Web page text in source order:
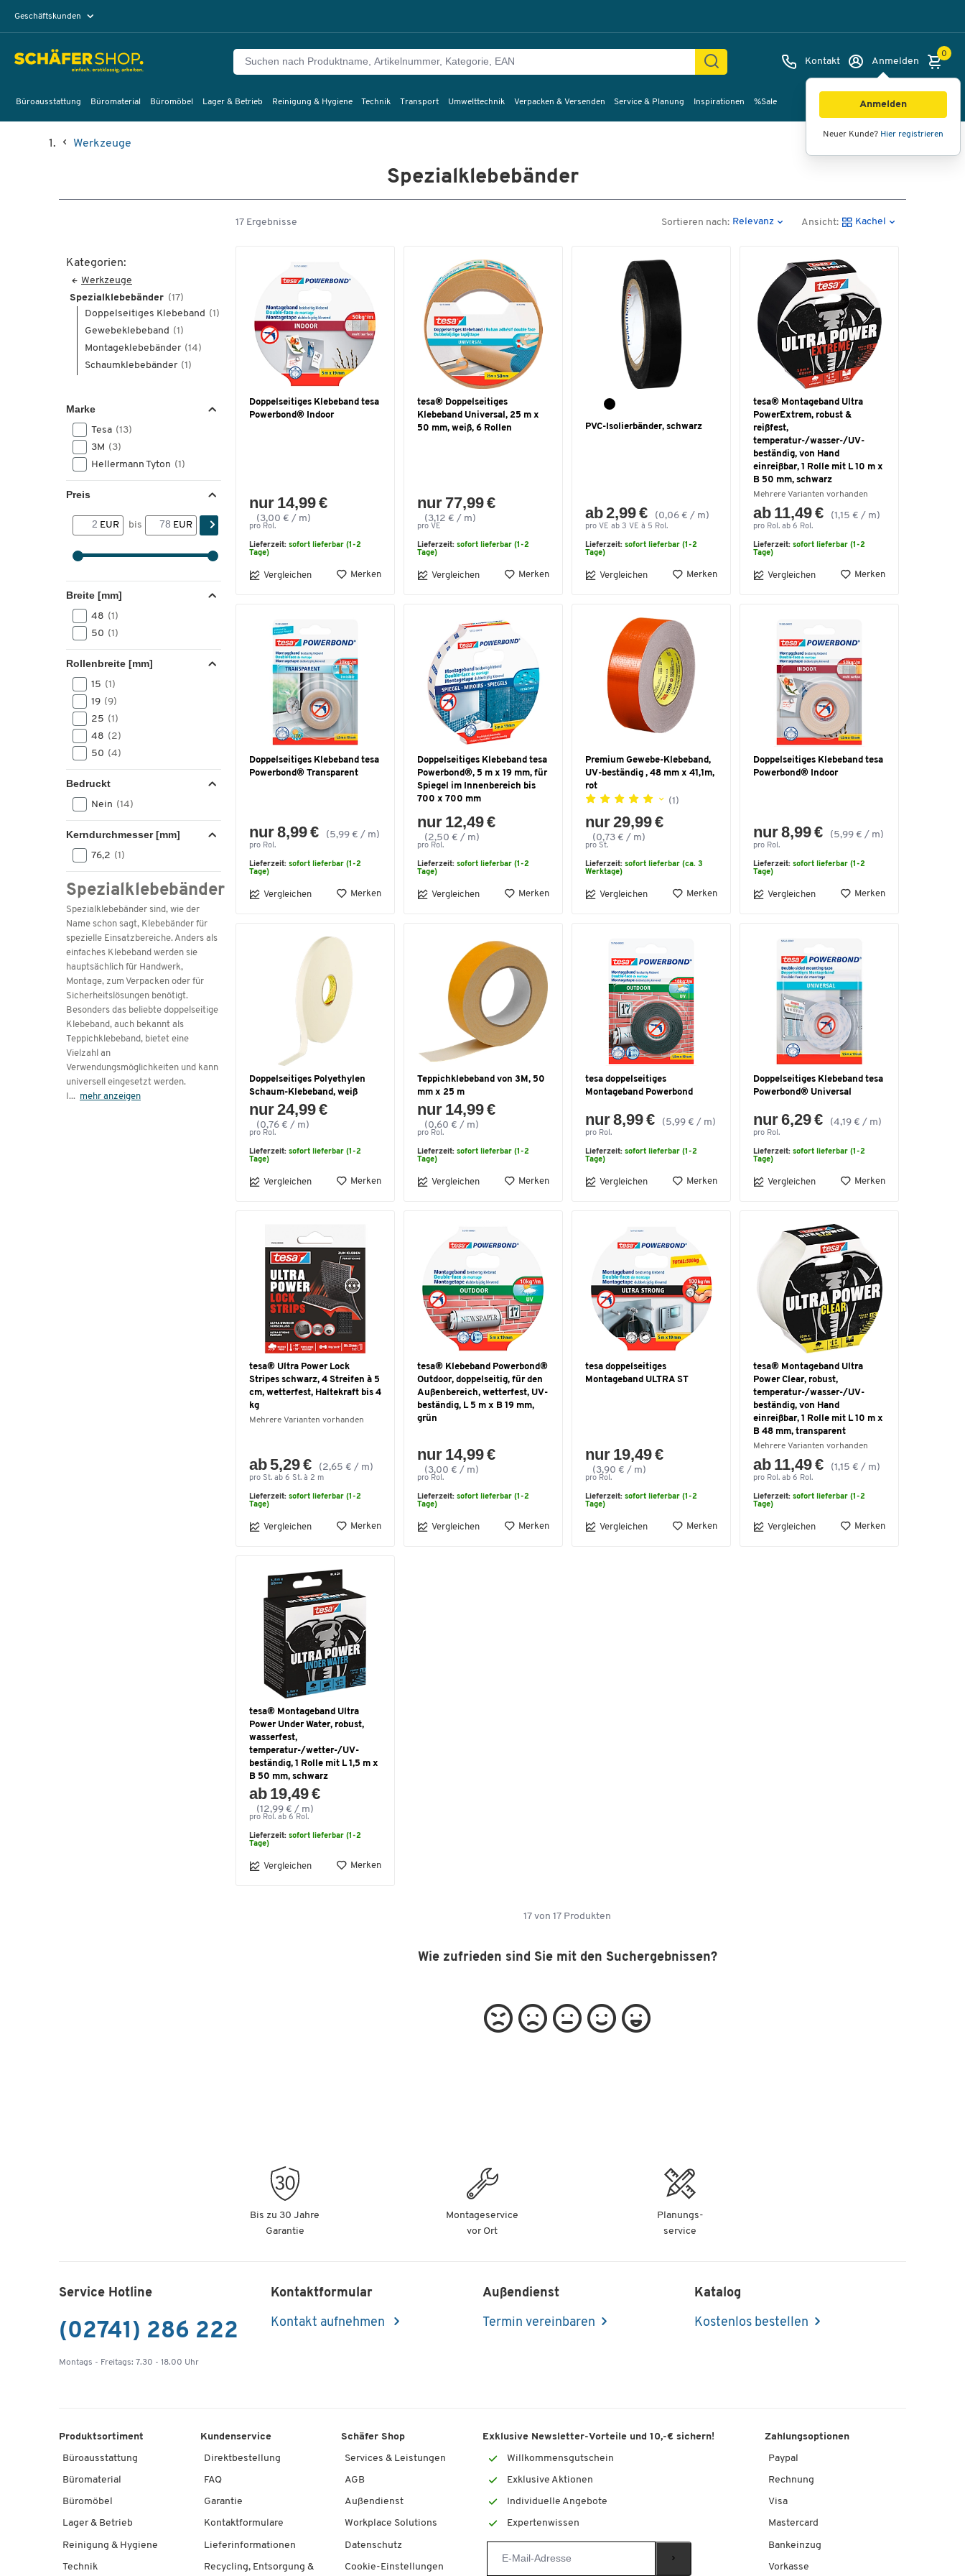
Geschäftskunden
Kontakt Anmelden
Anmelden
Neuer Kunde? Hier registrieren
0
Büroausstattung Büromaterial Büromöbel Lager & Betrieb Reinigung & Hygiene Technik Transport Umwelttechnik Verpacken & Versenden Service & Planung Inspirationen %Sale
Werkzeuge
Spezialklebebänder
Kategorien:
Werkzeuge
Spezialklebebänder (17)
Doppelseitiges Klebeband (1)
Gewebeklebeband (1)
Montageklebebänder (14)
Schaumklebebänder (1)
Marke
Tesa (13)
3M (3)
Hellermann Tyton (1)
Preis
EUR bis EUR
Breite [mm]
48 (1)
50 (1)
Rollenbreite [mm]
15 (1)
19 (9)
25 (1)
48 (2)
50 (4)
Bedruckt
Nein (14)
Kerndurchmesser [mm]
76,2 (1)
Spezialklebebänder
Spezialklebebänder sind, wie der
Name schon sagt, Klebebänder für
spezielle Einsatzbereiche. Anders als
einfaches Klebeband werden sie
hauptsächlich für Handwerk,
Montage, zum Verpacken oder für
Sicherheitslösungen benötigt.
Besonders das beliebte doppelseitige
Klebeband, auch bekannt als
Teppichklebeband, bietet eine
Vielzahl an
Verwendungsmöglichkeiten und kann
universell eingesetzt werden.
... mehr anzeigen
17 Ergebnisse Sortieren nach: Relevanz Ansicht: Kachel
Doppelseitiges Klebeband tesa
Powerbond® Indoor
nur 14,99 €
(3,00 € / m)
pro Rol.
Lieferzeit: sofort lieferbar (1-2
Tage)
Vergleichen Merken
tesa® Doppelseitiges
Klebeband Universal, 25 m x
50 mm, weiß, 6 Rollen
nur 77,99 €
(3,12 € / m)
pro VE
Lieferzeit: sofort lieferbar (1-2
Tage)
Vergleichen Merken
PVC-Isolierbänder, schwarz
ab 2,99 € (0,06 € / m)
pro VE ab 3 VE à 5 Rol.
Lieferzeit: sofort lieferbar (1-2
Tage)
Vergleichen Merken
tesa® Montageband Ultra
PowerExtrem, robust &
reißfest,
temperatur-/wasser-/UV-
beständig, von Hand
einreißbar, 1 Rolle mit L 10 m x
B 50 mm, schwarz
Mehrere Varianten vorhanden
ab 11,49 € (1,15 € / m)
pro Rol. ab 6 Rol.
Lieferzeit: sofort lieferbar (1-2
Tage)
Vergleichen Merken
Doppelseitiges Klebeband tesa
Powerbond® Transparent
nur 8,99 € (5,99 € / m)
pro Rol.
Lieferzeit: sofort lieferbar (1-2
Tage)
Vergleichen Merken
Doppelseitiges Klebeband tesa
Powerbond®, 5 m x 19 mm, für
Spiegel im Innenbereich bis
700 x 700 mm
nur 12,49 €
(2,50 € / m)
pro Rol.
Lieferzeit: sofort lieferbar (1-2
Tage)
Vergleichen Merken
Premium Gewebe-Klebeband,
UV-beständig , 48 mm x 41,1m,
rot
(1)
nur 29,99 €
(0,73 € / m)
pro St.
Lieferzeit: sofort lieferbar (ca. 3
Werktage)
Vergleichen Merken
Doppelseitiges Klebeband tesa
Powerbond® Indoor
nur 8,99 € (5,99 € / m)
pro Rol.
Lieferzeit: sofort lieferbar (1-2
Tage)
Vergleichen Merken
Doppelseitiges Polyethylen
Schaum-Klebeband, weiß
nur 24,99 €
(0,76 € / m)
pro Rol.
Lieferzeit: sofort lieferbar (1-2
Tage)
Vergleichen Merken
Teppichklebeband von 3M, 50
mm x 25 m
nur 14,99 €
(0,60 € / m)
pro Rol.
Lieferzeit: sofort lieferbar (1-2
Tage)
Vergleichen Merken
tesa doppelseitiges
Montageband Powerbond
nur 8,99 € (5,99 € / m)
pro Rol.
Lieferzeit: sofort lieferbar (1-2
Tage)
Vergleichen Merken
Doppelseitiges Klebeband tesa
Powerbond® Universal
nur 6,29 € (4,19 € / m)
pro Rol.
Lieferzeit: sofort lieferbar (1-2
Tage)
Vergleichen Merken
tesa® Ultra Power Lock
Stripes schwarz, 4 Streifen à 5
cm, wetterfest, Haltekraft bis 4
kg
Mehrere Varianten vorhanden
ab 5,29 € (2,65 € / m)
pro St. ab 6 St. à 2 m
Lieferzeit: sofort lieferbar (1-2
Tage)
Vergleichen Merken
tesa® Klebeband Powerbond®
Outdoor, doppelseitig, für den
Außenbereich, wetterfest, UV-
beständig, L 5 m x B 19 mm,
grün
nur 14,99 €
(3,00 € / m)
pro Rol.
Lieferzeit: sofort lieferbar (1-2
Tage)
Vergleichen Merken
tesa doppelseitiges
Montageband ULTRA ST
nur 19,49 €
(3,90 € / m)
pro Rol.
Lieferzeit: sofort lieferbar (1-2
Tage)
Vergleichen Merken
tesa® Montageband Ultra
Power Clear, robust,
temperatur-/wasser-/UV-
beständig, von Hand
einreißbar, 1 Rolle mit L 10 m x
B 48 mm, transparent
Mehrere Varianten vorhanden
ab 11,49 € (1,15 € / m)
pro Rol. ab 6 Rol.
Lieferzeit: sofort lieferbar (1-2
Tage)
Vergleichen Merken
tesa® Montageband Ultra
Power Under Water, robust,
wasserfest,
temperatur-/wetter-/UV-
beständig, 1 Rolle mit L 1,5 m x
B 50 mm, schwarz
ab 19,49 €
(12,99 € / m)
pro Rol. ab 6 Rol.
Lieferzeit: sofort lieferbar (1-2
Tage)
Vergleichen Merken
17 von 17 Produkten
Wie zufrieden sind Sie mit den Suchergebnissen?
Bis zu 30 Jahre
Garantie
Montageservice
vor Ort
Planungs-
service
Service Hotline
(02741) 286 222
Montags - Freitags: 7.30 - 18.00 Uhr
Kontaktformular
Kontakt aufnehmen
Außendienst
Termin vereinbaren
Katalog
Kostenlos bestellen
Produktsortiment
Büroausstattung
Büromaterial
Büromöbel
Lager & Betrieb
Reinigung & Hygiene
Technik
Kundenservice
Direktbestellung
FAQ
Garantie
Kontaktformulare
Lieferinformationen
Recycling, Entsorgung &
Schäfer Shop
Services & Leistungen
AGB
Außendienst
Workplace Solutions
Datenschutz
Cookie-Einstellungen
Exklusive Newsletter-Vorteile und 10,-€ sichern!
Willkommensgutschein
Exklusive Aktionen
Individuelle Angebote
Expertenwissen
Zahlungsoptionen
Paypal
Rechnung
Visa
Mastercard
Bankeinzug
Vorkasse